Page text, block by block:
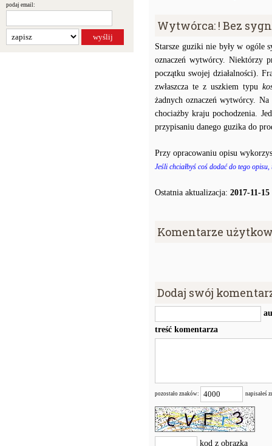
podaj email:
Wytwórca: ! Bez
Starsze guziki nie były w ogóle
oznaczeń wytwórcy. Niektórzy
początku swojej działalności).
zwłaszcza te z uszkiem typu
żadnych oznaczeń wytwórcy.
chociażby kraju pochodzenia.
przypisaniu danego guzika do
Przy opracowaniu opisu
Jeśli chciałbyś coś dodać do tego
Ostatnia aktualizacja: 2017-11-15
Komentarze
Dodaj swój
treść komentarza
pozostało znaków: napisałeś
kod z obrazka